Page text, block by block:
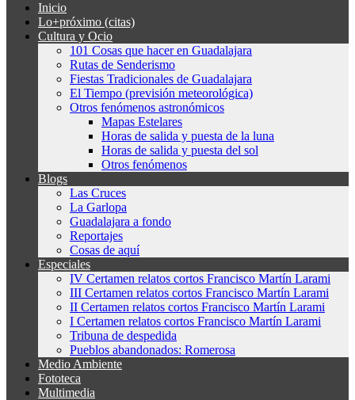
Inicio
Lo+próximo (citas)
Cultura y Ocio
101 Cosas que hacer en Guadalajara
Rutas de Senderismo
Fiestas Tradicionales de Guadalajara
El Tiempo (previsión meteorológica)
Otros fenómenos astronómicos
Mapas Estelares
Horas de salida y puesta de la luna
Horas de salida y puesta del sol
Otros fenómenos
Blogs
Las Cruces
La Garlopa
Guadalajara a fondo
Reportajes
Cosas de aquí
Especiales
IV Certamen relatos cortos Francisco Martín Larami
III Certamen relatos cortos Francisco Martín Larami
II Certamen relatos cortos Francisco Martín Larami
I Certamen relatos cortos Francisco Martín Larami
Tribuna de despedida
Pueblos abandonados: Romerosa
Medio Ambiente
Fototeca
Multimedia